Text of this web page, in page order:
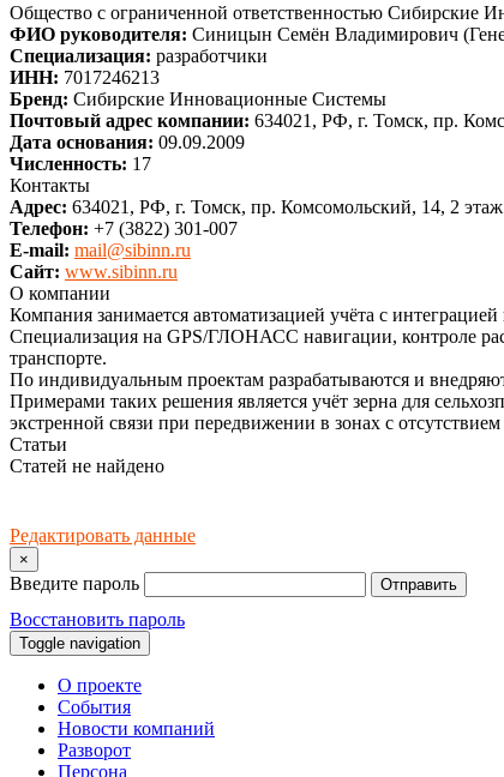
Общество с ограниченной ответственностью Сибирские
ФИО руководителя: Синицын Семён Владимирович
Специализация: разработчики
ИНН: 7017246213
Бренд: Сибирские Инновационные Системы
Почтовый адрес компании: 634021, РФ, г. Томск, пр.
Дата основания: 09.09.2009
Численность: 17
Контакты
Адрес: 634021, РФ, г. Томск, пр. Комсомольский, 14, 2
Телефон: +7 (3822) 301-007
E-mail: mail@sibinn.ru
Сайт: www.sibinn.ru
О компании
Компания занимается автоматизацией учёта с
Специализация на GPS/ГЛОНАСС навигации, контроле
транспорте.
По индивидуальным проектам разрабатываются и
Примерами таких решения является учёт зерна для
экстренной связи при передвижении в зонах с
Статьи
Статей не найдено
Редактировать данные
×
Введите пароль Отправить
Восстановить пароль
Toggle navigation
О проекте
События
Новости компаний
Разворот
Персона